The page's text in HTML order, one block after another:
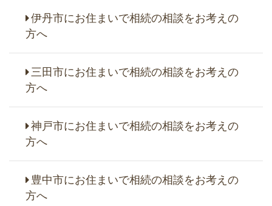
伊丹市にお住まいで相続の相談をお考えの
方へ
三田市にお住まいで相続の相談をお考えの
方へ
神戸市にお住まいで相続の相談をお考えの
方へ
豊中市にお住まいで相続の相談をお考えの
方へ